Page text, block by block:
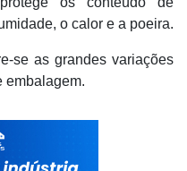
o calor e a poeira.
se as grandes variações
embalagem.